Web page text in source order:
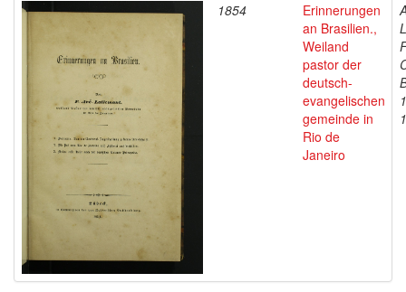
1854
Erinnerungen
an Brasilien.,
Weiland
pastor der
deutsch-
evangelischen
gemeinde in
Rio de
Janeiro